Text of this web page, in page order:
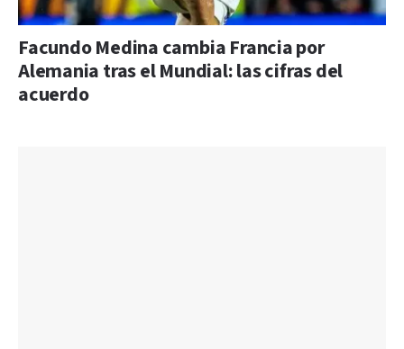
Facundo Medina cambia Francia por
Alemania tras el Mundial: las cifras del
acuerdo